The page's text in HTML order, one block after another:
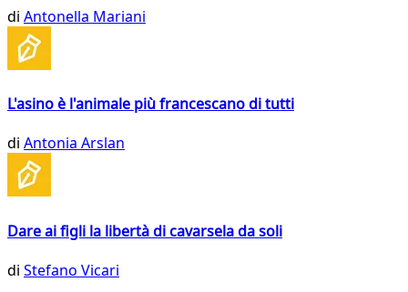
di Antonella Mariani
L'asino è l'animale più francescano di tutti
di Antonia Arslan
Dare ai figli la libertà di cavarsela da soli
di Stefano Vicari